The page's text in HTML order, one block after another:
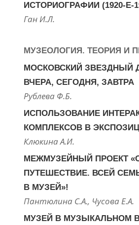
ИСТОРИОГРАФИИ (1920-Е-
Ган И.Л.
МУЗЕОЛОГИЯ. ТЕОРИЯ И
МОСКОВСКИЙ ЗВЕЗДНЫЙ
ВЧЕРА, СЕГОДНЯ, ЗАВТРА
Рублева Ф.Б.
ИСПОЛЬЗОВАНИЕ
КОМПЛЕКСОВ В
Клюкина А.И.
МЕЖМУЗЕЙНЫЙ ПРОЕКТ
ПУТЕШЕСТВИЕ. ВСЕЙ
В МУЗЕЙ»!
Пантюлина С.А., Чусова Е.А.
МУЗЕЙ В МУЗЫКАЛЬНОМ